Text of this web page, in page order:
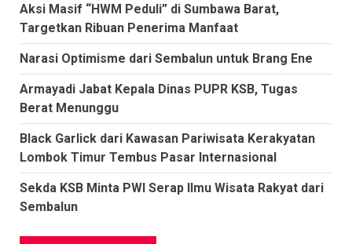
Aksi Masif “HWM Peduli” di Sumbawa Barat,
Targetkan Ribuan Penerima Manfaat
Narasi Optimisme dari Sembalun untuk Brang Ene
Armayadi Jabat Kepala Dinas PUPR KSB, Tugas
Berat Menunggu
Black Garlick dari Kawasan Pariwisata Kerakyatan
Lombok Timur Tembus Pasar Internasional
Sekda KSB Minta PWI Serap Ilmu Wisata Rakyat dari
Sembalun